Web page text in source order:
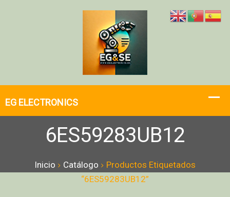
6ES59283UB12
Inicio Catálogo
Productos Etiquetados
“6ES59283UB12”